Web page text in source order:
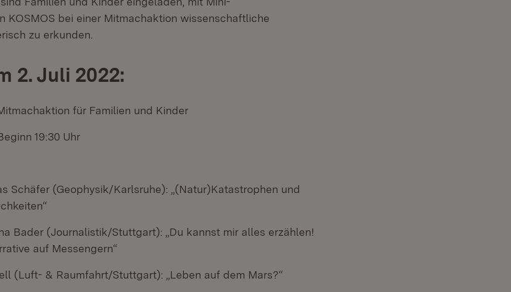
KOSMOS bei einer Mitmachaktion wissenschaftliche
zu erkunden.
2. Juli 2022:
für Familien und Kinder
19:30 Uhr
Schäfer (Geophysik/Karlsruhe): „(Natur)Katastrophen und
Bader (Journalistik/Stuttgart): „Du kannst mir alles erzählen!
auf Messengern“
(Luft- & Raumfahrt/Stuttgart): „Leben auf dem Mars?“